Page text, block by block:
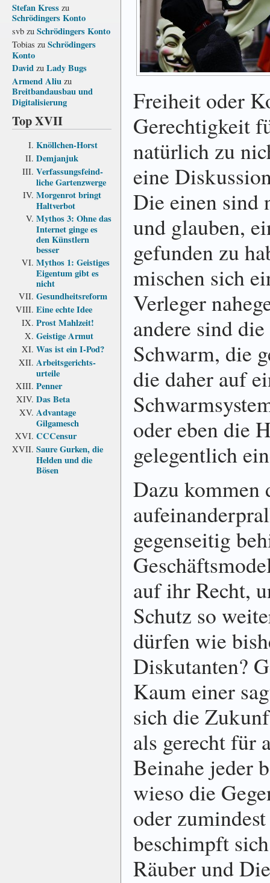
Stefan Kress zu
Schrödingers Konto
svb zu Schrödingers Konto
Tobias zu Schrödingers
Konto
David zu Lady Bugs
Armend Aliu zu
Breitbandausbau und
Digitalisierung
Top XVII
Knöllchen-Horst
Demjanjuk
Verfassungs­feind­
liche Garten­zwerge
Morgenrot bringt
Haltverbot
Mythos 3: Ohne das
Internet ginge es
den Künstlern
besser
Mythos 1: Geistiges
Eigentum gibt es
nicht
Gesundheits­reform
Eine echte Idee
Prost Mahlzeit!
Geistige Armut
Was ist ein I-Pod?
Arbeits­gerichts­
urteile
Penner
Das Beta
Advantage
Gilgamesch
CCCensur
Saure Gurken, die
Helden und die
Bösen
Freiheit oder
Gerechtigkeit
natürlich zu
eine
Die einen sind
und glauben,
gefunden zu
mischen sich
Verleger
andere sind
Schwarm, die
die daher auf
oder eben die
gelegentlich
Dazu kommen
gegenseitig
auf ihr Recht,
Schutz so
dürfen wie
Diskutanten?
Kaum einer
sich die
als gerecht für
Beinahe jeder
wieso die
oder
beschimpft
Räuber und